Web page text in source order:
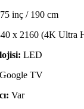
75 inç / 190 cm
x 2160 (4K Ultra
LED
Google TV
Var